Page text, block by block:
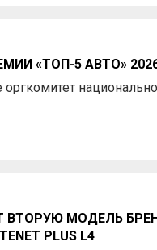
«ТОП-5 АВТО»
ВТОРУЮ МОДЕЛЬ
PLUS L4